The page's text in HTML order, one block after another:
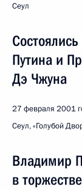
Сеул
Путина и
Дэ Чжуна
27 февраля 2001
Сеул, «Голубой
Владимир
в